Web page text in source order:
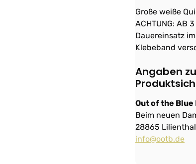
Große weiße
ACHTUNG: AB
Dauereinsatz
Klebeband
Angaben
Out of the Blue
Beim neuen
28865
info@ootb.de